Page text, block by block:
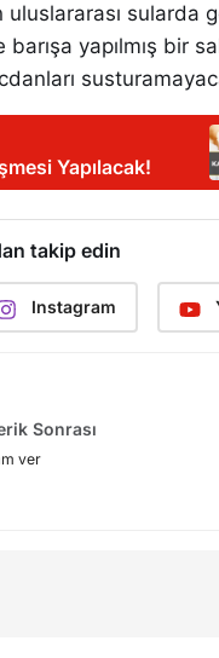
uluslararası sularda
yapılmış bir
Yapılacak!
takip edin
Instagram
Sonrası
ver